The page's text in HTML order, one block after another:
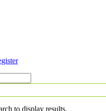
to display results.